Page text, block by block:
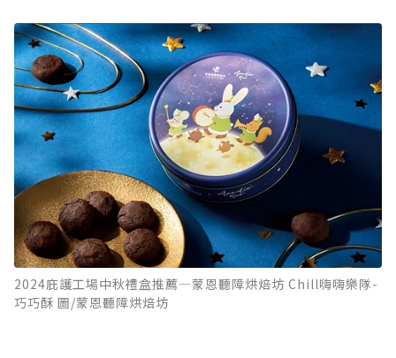
2024庇護工場中秋禮盒推薦—蒙恩聽障烘焙坊 Chill嗨嗨樂隊-
巧巧酥 圖/蒙恩聽障烘焙坊